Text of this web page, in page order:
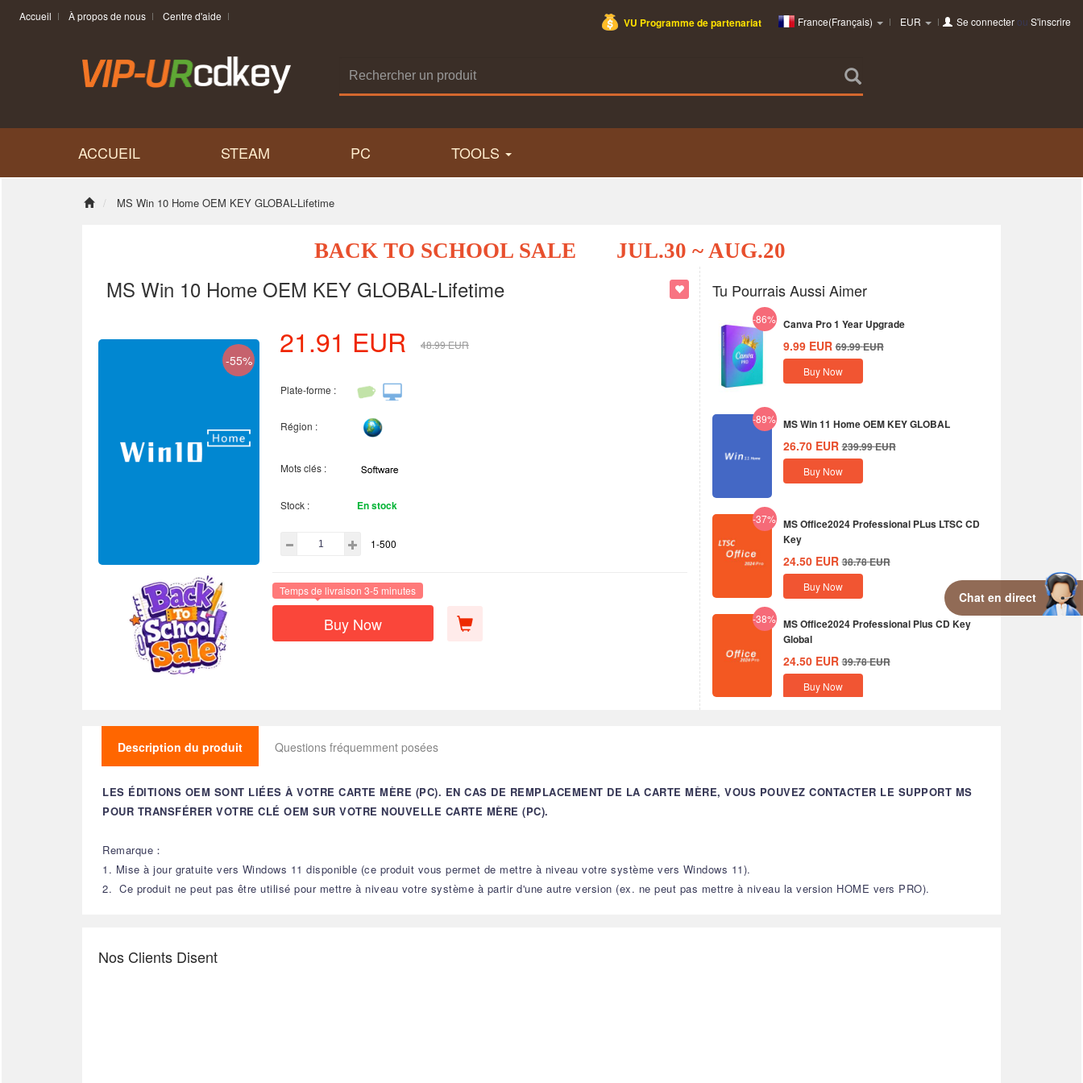
Accueil À propos de nous Centre d'aide VU Programme de partenariat France(Français) EUR Se connecterou S'inscrire
ACCUEIL STEAM PC TOOLS
MS Win 10 Home OEM KEY GLOBAL-Lifetime
BACK TO SCHOOL SALE JUL.30 ~ AUG.20
MS Win 10 Home OEM KEY GLOBAL-Lifetime
-55%
21.91 EUR 48.99EUR
Plate-forme :
Région :
Mots clés :
Stock : En stock
1-500
Temps de livraison 3-5 minutes
Buy Now
Tu Pourrais Aussi Aimer
-86% Canva Pro 1 Year Upgrade
9.99 EUR 69.99EUR
Buy Now
-89% MS Win 11 Home OEM KEY GLOBAL
26.70 EUR 239.99EUR
Buy Now
-37% MS Office2024 Professional PLus LTSC CD
Key
24.50 EUR 38.78EUR
Buy Now
-38% MS Office2024 Professional Plus CD Key
Global
24.50 EUR 39.78EUR
Buy Now
Description du produit Questions fréquemment posées
LES ÉDITIONS OEM SONT LIÉES À VOTRE CARTE MÈRE (PC). EN CAS DE REMPLACEMENT DE LA CARTE MÈRE, VOUS POUVEZ CONTACTER LE SUPPORT MS
POUR TRANSFÉRER VOTRE CLÉ OEM SUR VOTRE NOUVELLE CARTE MÈRE (PC).
Remarque：
1. Mise à jour gratuite vers Windows 11 disponible (ce produit vous permet de mettre à niveau votre système vers Windows 11).
2. Ce produit ne peut pas être utilisé pour mettre à niveau votre système à partir d'une autre version (ex. ne peut pas mettre à niveau la version HOME vers PRO).
Nos Clients Disent
Chat en direct